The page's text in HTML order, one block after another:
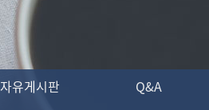
자유게시판
Q&A